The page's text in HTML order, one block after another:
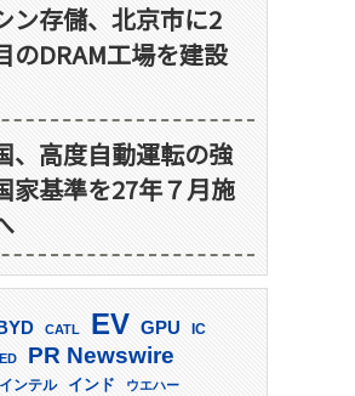
ン存儲、北京市に2
のDRAM工場を建設
、高度自動運転の強
家基準を27年７月施
BYD CATL EV GPU IC
PR Newswire
インテル インド ウエハー